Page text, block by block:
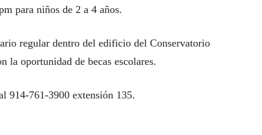
para niños de 2 a 4 años.
regular dentro del edificio del Conservatorio
la oportunidad de becas escolares.
914-761-3900 extensión 135.